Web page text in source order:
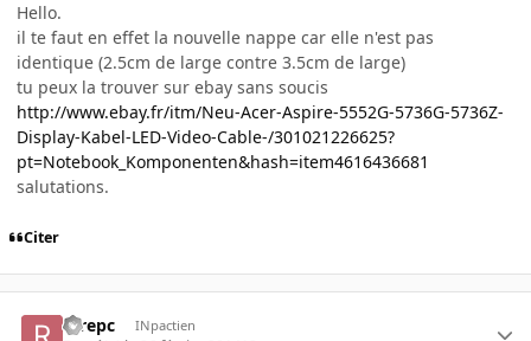
Hello.
il te faut en effet la nouvelle nappe car elle n'est pas
identique (2.5cm de large contre 3.5cm de large)
tu peux la trouver sur ebay sans soucis
http://www.ebay.fr/itm/Neu-Acer-Aspire-5552G-5736G-5736Z-
Display-Kabel-LED-Video-Cable-/301021226625?
pt=Notebook_Komponenten&hash=item4616436681
salutations.
Citer
rerepc INpactien